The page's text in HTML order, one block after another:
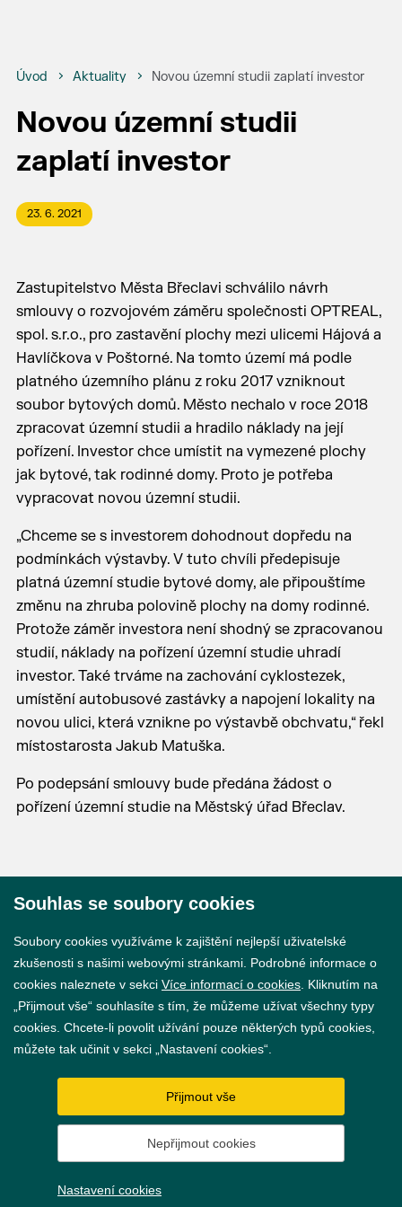
Úvod Aktuality Novou územní studii zaplatí investor
Novou územní studii
zaplatí investor
23. 6. 2021
Zastupitelstvo Města Břeclavi schválilo návrh
smlouvy o rozvojovém záměru společnosti OPTREAL,
spol. s.r.o., pro zastavění plochy mezi ulicemi Hájová a
Havlíčkova v Poštorné. Na tomto území má podle
platného územního plánu z roku 2017 vzniknout
soubor bytových domů. Město nechalo v roce 2018
zpracovat územní studii a hradilo náklady na její
pořízení. Investor chce umístit na vymezené plochy
jak bytové, tak rodinné domy. Proto je potřeba
vypracovat novou územní studii.
„Chceme se s investorem dohodnout dopředu na
podmínkách výstavby. V tuto chvíli předepisuje
platná územní studie bytové domy, ale připouštíme
změnu na zhruba polovině plochy na domy rodinné.
Protože záměr investora není shodný se zpracovanou
studií, náklady na pořízení územní studie uhradí
investor. Také trváme na zachování cyklostezek,
umístění autobusové zastávky a napojení lokality na
novou ulici, která vznikne po výstavbě obchvatu,“ řekl
místostarosta Jakub Matuška.
Po podepsání smlouvy bude předána žádost o
pořízení územní studie na Městský úřad Břeclav.
GDPR
Nastavení cookies
Souhlas se soubory cookies
Soubory cookies využíváme k zajištění nejlepší uživatelské
zkušenosti s našimi webovými stránkami. Podrobné informace o
cookies naleznete v sekci Více informací o cookies . Kliknutím na
„Přijmout vše“ souhlasíte s tím, že můžeme užívat všechny typy
cookies. Chcete-li povolit užívání pouze některých typů cookies,
můžete tak učinit v sekci „Nastavení cookies“.
Přijmout vše
Nepřijmout cookies
Nastavení cookies